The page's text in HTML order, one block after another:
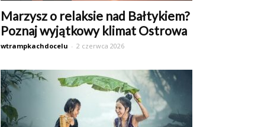
Marzysz o relaksie nad Bałtykiem?
Poznaj wyjątkowy klimat Ostrowa
wtrampkachdocelu - 2 czerwca 2026